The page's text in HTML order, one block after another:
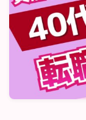
エージェント
履歴書・面接
スキルアップ